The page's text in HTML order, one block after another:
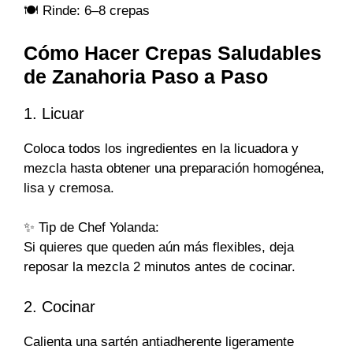
🍽️ Rinde: 6–8 crepas
Cómo Hacer Crepas Saludables
de Zanahoria Paso a Paso
1. Licuar
Coloca todos los ingredientes en la licuadora y
mezcla hasta obtener una preparación homogénea,
lisa y cremosa.
✨ Tip de Chef Yolanda:
Si quieres que queden aún más flexibles, deja
reposar la mezcla 2 minutos antes de cocinar.
2. Cocinar
Calienta una sartén antiadherente ligeramente